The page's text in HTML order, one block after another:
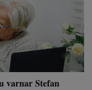
varnar Stefan